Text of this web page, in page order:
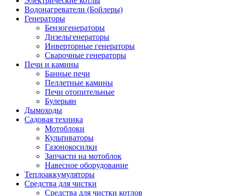
Водонагреватели (Бойлеры)
Генераторы
Бензогенераторы
Дизельгенераторы
Инверторные генераторы
Сварочные генераторы
Печи и камины
Банные печи
Пеллетные камины
Печи отопительные
Булерьян
Дымоходы
Садовая техника
Мотоблоки
Культиваторы
Газонокосилки
Запчасти на мотоблок
Навесное оборудование
Теплоаккумуляторы
Средства для чистки
Средства для чистки котлов